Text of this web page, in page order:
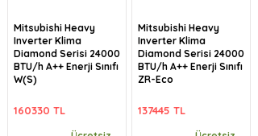
Mitsubishi Heavy
Inverter Klima
Diamond Serisi 24000
BTU/h A++ Enerji Sınıfı
W(S)
160330 TL
Mitsubishi Heavy
Inverter Klima
Diamond Serisi 24000
BTU/h A++ Enerji Sınıfı
ZR-Eco
137445 TL